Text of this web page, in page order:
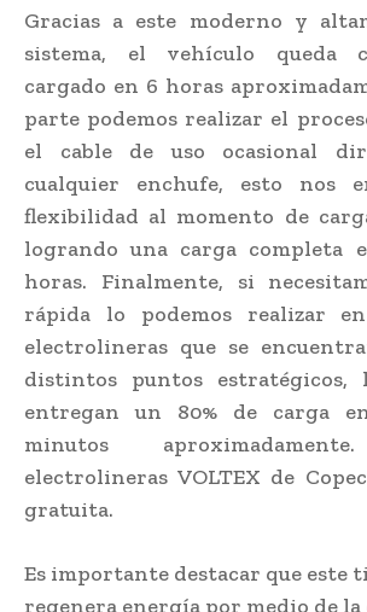
Gracias a este moderno y
sistema, el vehículo queda
cargado en 6 horas
parte podemos realizar el
el cable de uso ocasional
cualquier enchufe, esto nos
flexibilidad al momento de
logrando una carga completa
horas. Finalmente, si
rápida lo podemos realizar
electrolineras que se
distintos puntos estratégicos,
entregan un 80% de carga
minutos
electrolineras VOLTEX de
gratuita.
Es importante destacar que este
regenera energía por medio de la